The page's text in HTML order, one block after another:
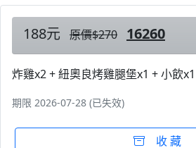
188元 原價$270 16260
炸雞x2 + 紐奧良烤雞腿堡x1 + 小飲x1
期限 2026-07-28 (已失效)
收 藏